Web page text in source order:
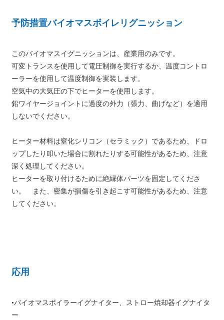
予防措置バイオマスボイレリグニッション
このバイオマスイグニッションは、産業用のみです。
可変トランスを使用して電圧制御を実行するか、温度コントロ
ーラーを使用して温度制御を実装します。
空気中の大気圧の下でヒーターを使用します。
鉛ワイヤージョイントに過度の外力（張力、曲げなど）を適用
しないでください。
ヒーター材料は窒化シリコン（セラミック）であるため、ドロ
ップしたり叩いた場合に割れたりする可能性があるため、注意
深く処理してください。
ヒーターを取り付けるために絶縁体パーツを固定してくださ
い。 また、密集が損傷を引き起こす可能性があるため、注意
してください。
応用
•バイオマスボイラーイグナイター、ストロー焼却器イグナイタ
ー